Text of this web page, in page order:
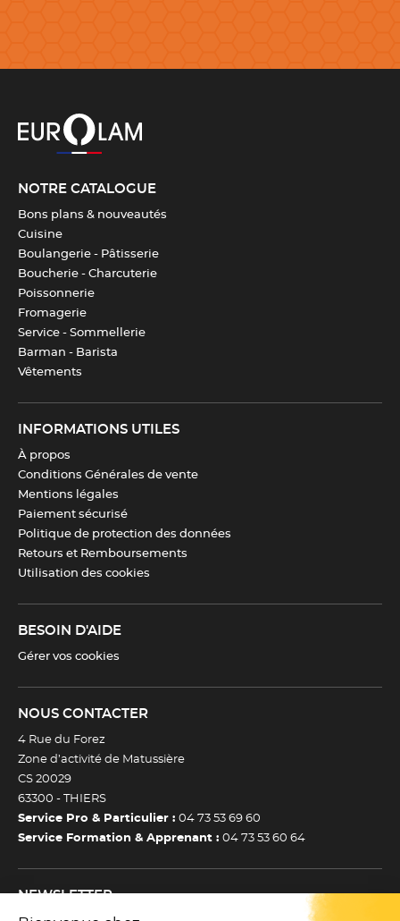
NOTRE CATALOGUE
Bons plans & nouveautés
Cuisine
Boulangerie - Pâtisserie
Boucherie - Charcuterie
Poissonnerie
Fromagerie
Service - Sommellerie
Barman - Barista
Vêtements
INFORMATIONS UTILES
À propos
Conditions Générales de vente
Mentions légales
Paiement sécurisé
Politique de protection des données
Retours et Remboursements
Utilisation des cookies
BESOIN D'AIDE
Gérer vos cookies
NOUS CONTACTER
4 Rue du Forez
Zone d’activité de Matussière
CS 20029
63300 - THIERS
Service Pro & Particulier : 04 73 53 69 60
Service Formation & Apprenant : 04 73 53 60 64
NEWSLETTER